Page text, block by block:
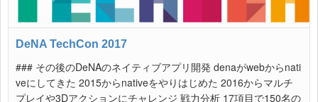
DeNA TechCon 2017
### その後のDeNAのネイティブアプリ開発 denaがwebからnati
veにしてきた 2015からnativeをやりはじめた 2016からマルチ
プレイや3Dアクションにチャレンジ 戦力分析 17項目で150名の